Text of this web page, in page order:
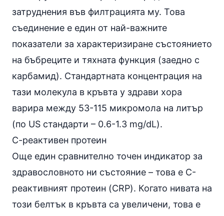
затруднения във филтрацията му. Това
съединение е един от най-важните
показатели за характеризиране състоянието
на бъбреците и тяхната функция (заедно с
карбамид). Стандартната концентрация на
тази молекула в кръвта у здрави хора
варира между 53-115 микромола на литър
(по US стандарти – 0.6-1.3 mg/dL).
С-реактивен протеин
Още един сравнително точен индикатор за
здравословното ни състояние – това е C-
реактивният протеин (CRP). Когато нивата на
този белтък в кръвта са увеличени, това е